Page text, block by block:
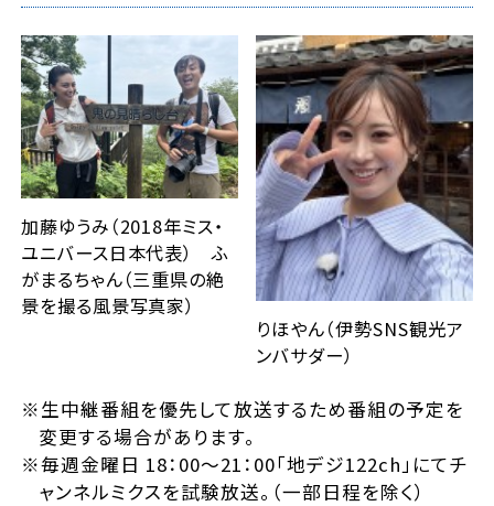
加藤ゆうみ（2018年ミス・
ユニバース日本代表） ふ
がまるちゃん（三重県の絶
景を撮る風景写真家）
りほやん（伊勢SNS観光ア
ンバサダー）
※生中継番組を優先して放送するため番組の予定を
変更する場合があります。
※毎週金曜日 18：00～21：00「地デジ122ch」にてチ
ャンネルミクスを試験放送。（一部日程を除く）